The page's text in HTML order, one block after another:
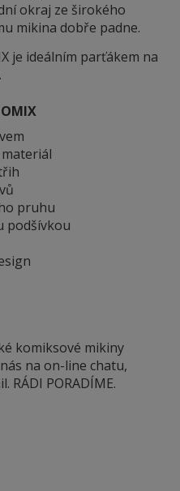
okraj ze širokého
mikina dobře padne.
je ideálním parťákem na
pruhu
podšívkou
komiksové mikiny
nás na on-line chatu,
RÁDI PORADÍME.